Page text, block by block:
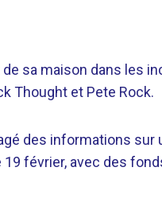
sa maison dans les
Thought et Pete Rock.
des informations sur
19 février, avec des